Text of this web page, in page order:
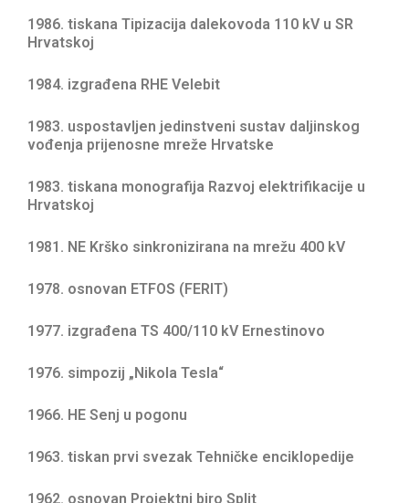
1986. tiskana Tipizacija dalekovoda 110 kV u SR
Hrvatskoj
1984. izgrađena RHE Velebit
1983. uspostavljen jedinstveni sustav daljinskog
vođenja prijenosne mreže Hrvatske
1983. tiskana monografija Razvoj elektrifikacije u
Hrvatskoj
1981. NE Krško sinkronizirana na mrežu 400 kV
1978. osnovan ETFOS (FERIT)
1977. izgrađena TS 400/110 kV Ernestinovo
1976. simpozij „Nikola Tesla“
1966. HE Senj u pogonu
1963. tiskan prvi svezak Tehničke enciklopedije
1962. osnovan Projektni biro Split